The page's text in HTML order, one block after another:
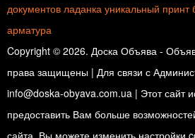
документов ладанка уникальный принт
арматура
Copyright © 2026. Доска Объява -
права защищены | Для связи с
info@doska-obyava.com.ua | Этот сайт
предоставить Вам больше
сайта. Вы можете изменить настройки